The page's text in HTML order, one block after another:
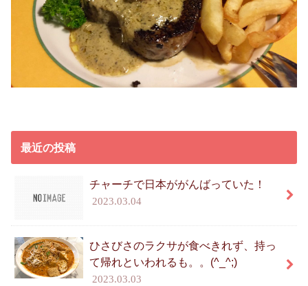
最近の投稿
チャーチで日本ががんばっていた！
2023.03.04
ひさびさのラクサが食べきれず、持っ
て帰れといわれるも。。(^_^;)
2023.03.03